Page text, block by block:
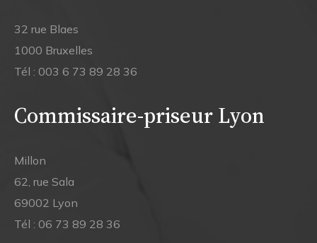
32 rue Blaes
1000 Bruxelles
Tél : 003 6 73 89 28 36
Commissaire-priseur Lyon
Millon
62, rue Sala
69002 Lyon
Tél : 06 73 89 28 36